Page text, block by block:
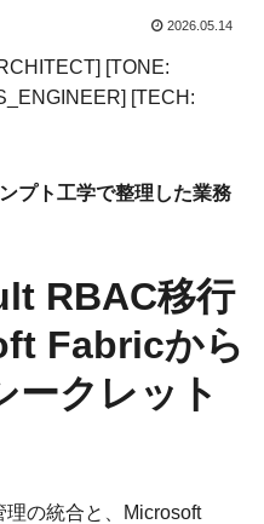
2026.05.14
[TONE:
[TECH:
プト工学で整理した業務
RBAC移行
Fabricから
ークレット
の統合と、Microsoft